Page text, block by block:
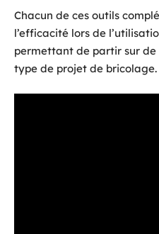
Chacun de ces outils
l’efficacité lors de
permettant de partir sur de
type de projet de bricolage.